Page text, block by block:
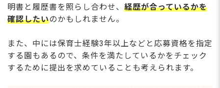
明書と履歴書を照らし合わせ、 経歴が合っているかを
確認したいのかもしれません。
また、中には保育士経験3年以上などと応募資格を指定
する園もあるので、条件を満たしているかをチェック
するために提出を求めていることも考えられます。